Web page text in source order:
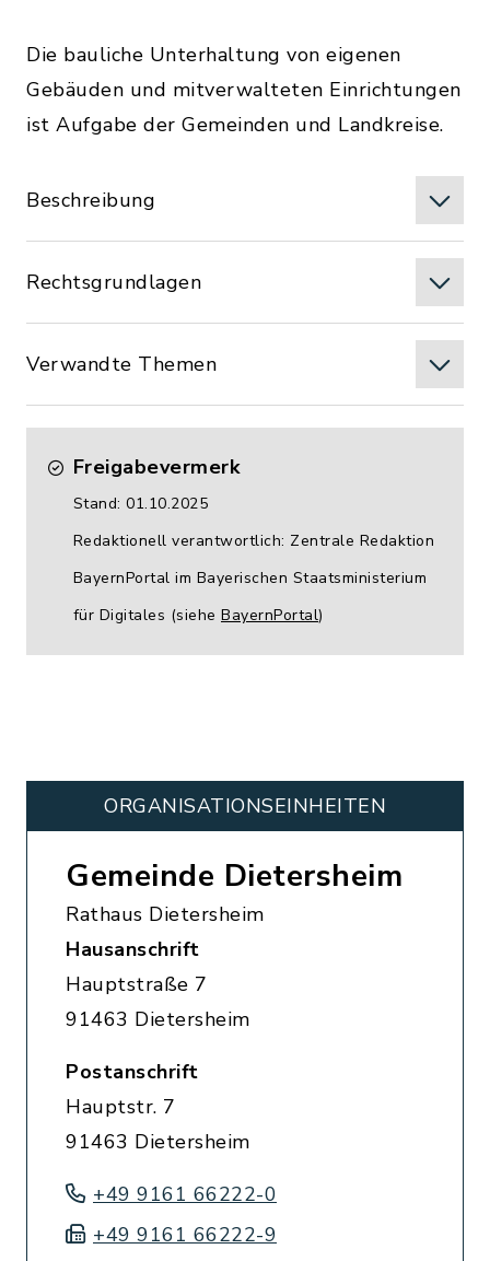
Die bauliche Unterhaltung von eigenen
Gebäuden und mitverwalteten Einrichtungen
ist Aufgabe der Gemeinden und Landkreise.
Beschreibung
Rechtsgrundlagen
Verwandte Themen
Freigabevermerk
Stand: 01.10.2025
Redaktionell verantwortlich: Zentrale Redaktion
BayernPortal im Bayerischen Staatsministerium
für Digitales (siehe BayernPortal)
ORGANISATIONS­EINHEITEN
Gemeinde Dietersheim
Rathaus Dietersheim
Hausanschrift
Hauptstraße 7
91463 Dietersheim
Postanschrift
Hauptstr. 7
91463 Dietersheim
+49 9161 66222-0
+49 9161 66222-9